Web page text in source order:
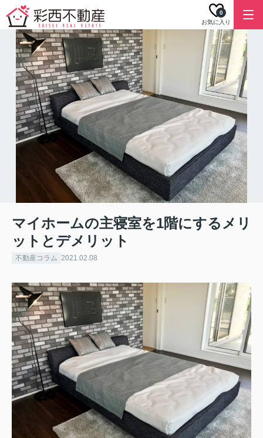
お気に入り
0
マイホームの主寝室を1階にするメリ
ットとデメリット
不動産コラム 2021.02.08